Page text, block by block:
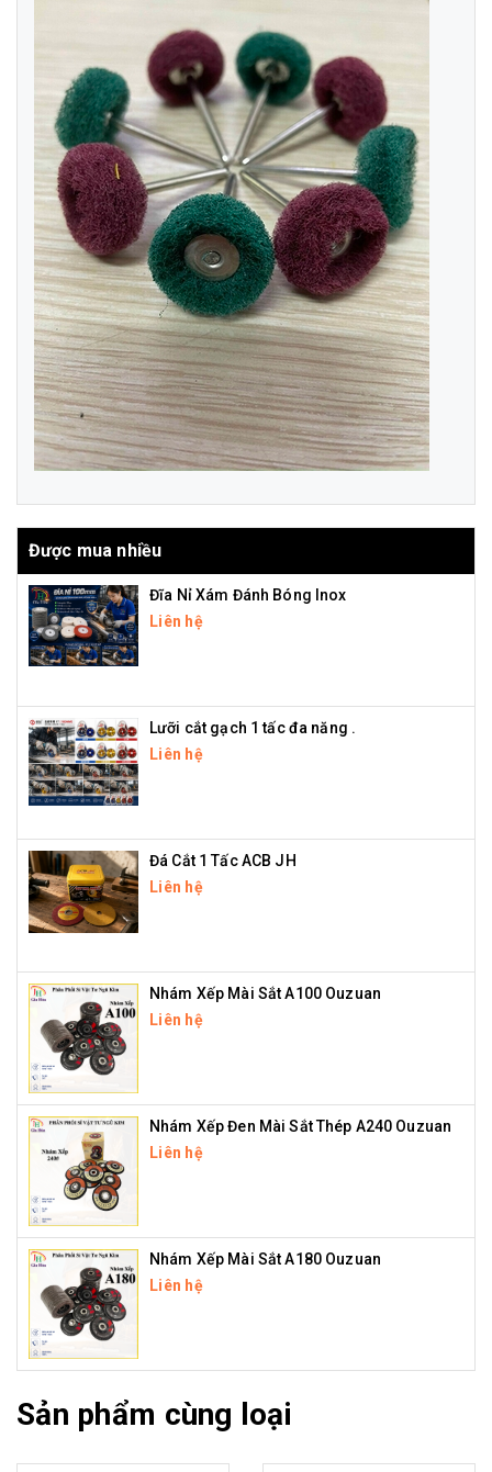
Được mua nhiều
Đĩa Nỉ Xám Đánh Bóng Inox
Liên hệ
Lưỡi cắt gạch 1 tấc đa năng .
Liên hệ
Đá Cắt 1 Tấc ACB JH
Liên hệ
Nhám Xếp Mài Sắt A100 Ouzuan
Liên hệ
Nhám Xếp Đen Mài Sắt Thép A240 Ouzuan
Liên hệ
Nhám Xếp Mài Sắt A180 Ouzuan
Liên hệ
Sản phẩm cùng loại